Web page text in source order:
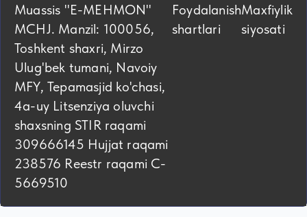
Muassis "E-MEHMON"
MCHJ. Manzil: 100056,
Toshkent shaxri, Mirzo
Ulug'bek tumani, Navoiy
MFY, Tepamasjid ko'chasi,
4а-uy Litsenziya oluvchi
shaxsning STIR raqami
309666145 Hujjat raqami
238576 Reestr raqami C-
5669510
Foydalanish
shartlari
Maxfiylik
siyosati